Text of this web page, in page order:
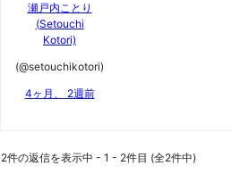
瀬戸内ことり
(Setouchi
Kotori)
(@setouchikotori)
4ヶ月、 2週前
2件の返信を表示中 - 1 - 2件目 (全2件中)